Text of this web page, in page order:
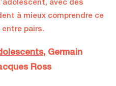
avec des
à mieux comprendre ce
entre pairs.
, Germain
Ross